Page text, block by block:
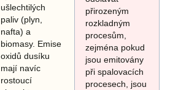
ušlechtilých
paliv (plyn,
nafta) a
biomasy. Emise
oxidů dusíku
mají navíc
rostoucí
přirozeným
rozkladným
procesům,
zejména pokud
jsou emitovány
při spalovacích
procesech, jsou